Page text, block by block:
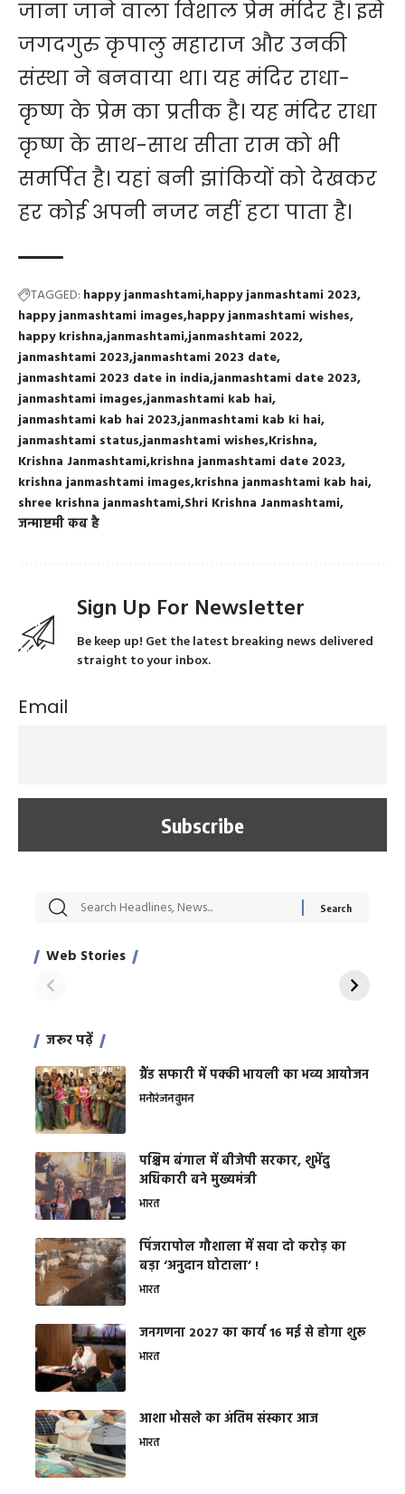
जाना जाने वाला विशाल प्रेम मंदिर है। इसे
जगदगुरु कृपालु महाराज और उनकी
संस्था ने बनवाया था। यह मंदिर राधा-
कृष्ण के प्रेम का प्रतीक है। यह मंदिर राधा
कृष्ण के साथ-साथ सीता राम को भी
समर्पित है। यहां बनी झांकियों को देखकर
हर कोई अपनी नजर नहीं हटा पाता है।
TAGGED: happy janmashtami happy janmashtami 2023
happy janmashtami images happy janmashtami wishes
happy krishna janmashtamijanmashtami 2022
janmashtami 2023 janmashtami 2023 date
janmashtami 2023 date in india janmashtami date 2023
janmashtami images janmashtami kab hai
janmashtami kab hai 2023 janmashtami kab ki hai
janmashtami status janmashtami wishes Krishna
Krishna Janmashtami krishna janmashtami date 2023
krishna janmashtami images krishna janmashtami kab hai
shree krishna janmashtami Shri Krishna Janmashtami
जन्माष्टमी कब है
Sign Up For Newsletter
Be keep up! Get the latest breaking news delivered
straight to your inbox.
Email
Web Stories
सट्टेबाजी में अरेस्ट हुए
साहिल खान
रोज एक कच्चे लहसुन
जरूर पढ़ें
ग्रैंड सफारी में पक्की भायली का भव्य आयोजन
मनोरंजनवुमन
पश्चिम बंगाल में बीजेपी सरकार, शुभेंदु
अधिकारी बने मुख्यमंत्री
भारत
​पिंजरापोल गौशाला में सवा दो करोड़ का
बड़ा ‘अनुदान घोटाला’ !
भारत
जनगणना 2027 का कार्य 16 मई से होगा शुरू
भारत
आशा भोसले का अंतिम संस्कार आज
भारत